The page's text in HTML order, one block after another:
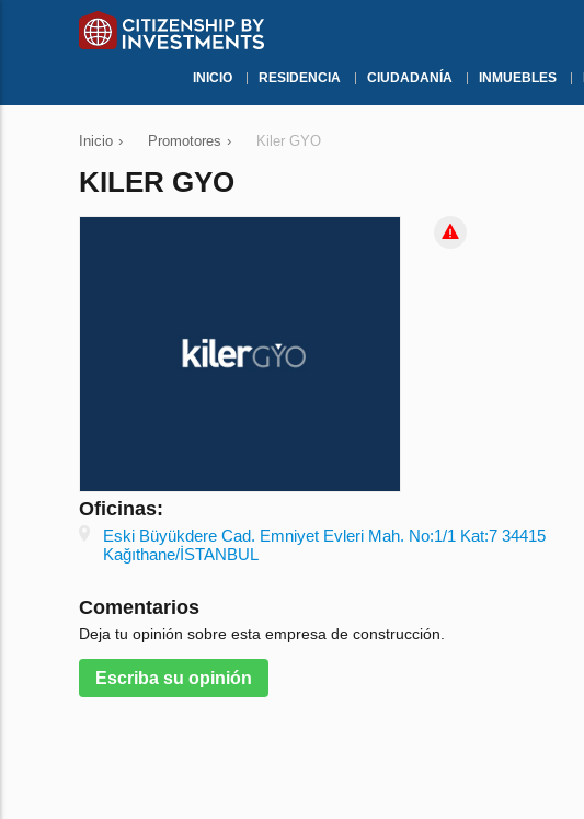
INICIO RESIDENCIA CIUDADANÍA INMUEBLES
Inicio › Promotores › Kiler GYO
KILER GYO
Oficinas:
Eski Büyükdere Cad. Emniyet Evleri Mah. No:1/1 Kat:7 34415
Kağıthane/İSTANBUL
Comentarios
Deja tu opinión sobre esta empresa de construcción.
Escriba su opinión